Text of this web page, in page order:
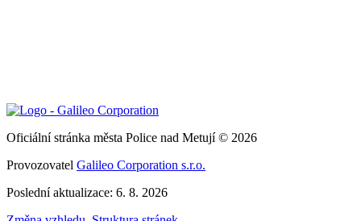
Oficiální stránka města Police nad Metují © 2026
Provozovatel Galileo Corporation s.r.o.
Poslední aktualizace: 6. 8. 2026